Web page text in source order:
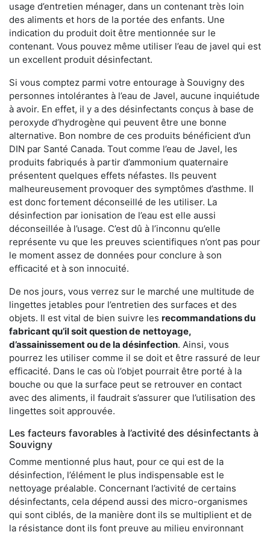
usage d’entretien ménager, dans un contenant très loin
des aliments et hors de la portée des enfants. Une
indication du produit doit être mentionnée sur le
contenant. Vous pouvez même utiliser l’eau de javel qui est
un excellent produit désinfectant.
Si vous comptez parmi votre entourage à Souvigny des
personnes intolérantes à l’eau de Javel, aucune inquiétude
à avoir. En effet, il y a des désinfectants conçus à base de
peroxyde d’hydrogène qui peuvent être une bonne
alternative. Bon nombre de ces produits bénéficient d’un
DIN par Santé Canada. Tout comme l’eau de Javel, les
produits fabriqués à partir d’ammonium quaternaire
présentent quelques effets néfastes. Ils peuvent
malheureusement provoquer des symptômes d’asthme. Il
est donc fortement déconseillé de les utiliser. La
désinfection par ionisation de l’eau est elle aussi
déconseillée à l’usage. C’est dû à l’inconnu qu’elle
représente vu que les preuves scientifiques n’ont pas pour
le moment assez de données pour conclure à son
efficacité et à son innocuité.
De nos jours, vous verrez sur le marché une multitude de
lingettes jetables pour l’entretien des surfaces et des
objets. Il est vital de bien suivre les recommandations du
fabricant qu’il soit question de nettoyage,
d’assainissement ou de la désinfection. Ainsi, vous
pourrez les utiliser comme il se doit et être rassuré de leur
efficacité. Dans le cas où l’objet pourrait être porté à la
bouche ou que la surface peut se retrouver en contact
avec des aliments, il faudrait s’assurer que l’utilisation des
lingettes soit approuvée.
Les facteurs favorables à l’activité des désinfectants à
Souvigny
Comme mentionné plus haut, pour ce qui est de la
désinfection, l’élément le plus indispensable est le
nettoyage préalable. Concernant l’activité de certains
désinfectants, cela dépend aussi des micro-organismes
qui sont ciblés, de la manière dont ils se multiplient et de
la résistance dont ils font preuve au milieu environnant